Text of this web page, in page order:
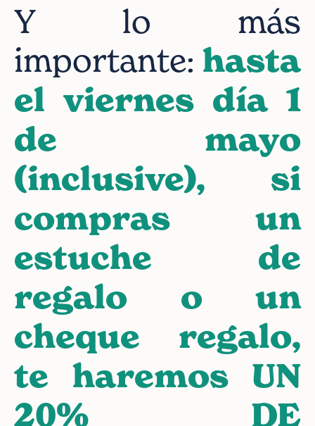
Y lo más
importante: hasta
el viernes día 1
de mayo
(inclusive), si
compras un
estuche de
regalo o un
cheque regalo,
te haremos UN
20% DE